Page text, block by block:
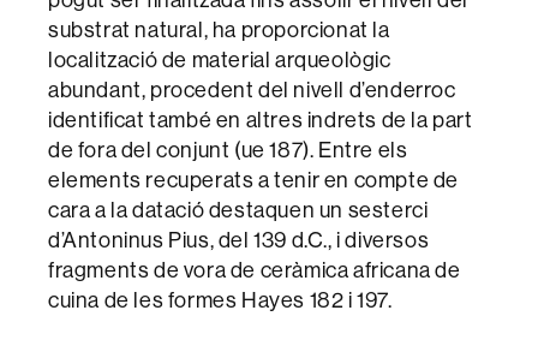
substrat natural, ha proporcionat la
localització de material arqueològic
abundant, procedent del nivell d’enderroc
identificat també en altres indrets de la part
de fora del conjunt (ue 187). Entre els
elements recuperats a tenir en compte de
cara a la datació destaquen un sesterci
d’Antoninus Pius, del 139 d.C., i diversos
fragments de vora de ceràmica africana de
cuina de les formes Hayes 182 i 197.